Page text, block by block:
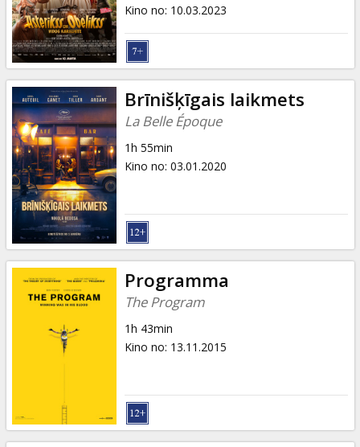
Kino no: 10.03.2023
Brīnišķīgais laikmets
La Belle Époque
1h 55min
Kino no: 03.01.2020
Programma
The Program
1h 43min
Kino no: 13.11.2015